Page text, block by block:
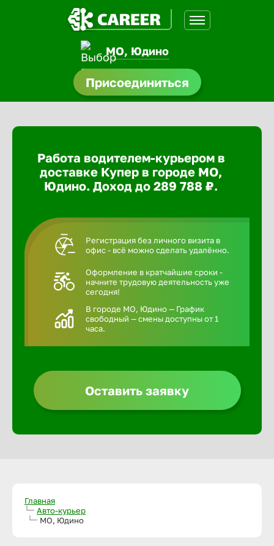
МО, Юдино
Присоединиться
Работа водителем-курьером в
доставке Купер в городе МО,
Юдино. Доход до 289 788 ₽.
Регистрация без личного визита в
офис - всё можно сделать удалённо.
Оформление в кратчайшие сроки -
начните трудовую деятельность уже
сегодня!
В городе МО, Юдино — График
свободный — смены доступны от 1
часа.
Оставить заявку
Главная
Авто-курьер
МО, Юдино